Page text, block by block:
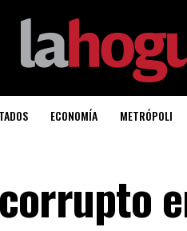
ECONOMÍA METRÓPOLI